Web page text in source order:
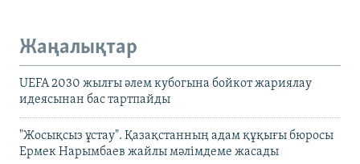
Жаңалықтар
UEFA 2030 жылғы әлем кубогына бойкот жариялау
идеясынан бас тартпайды
"Жосықсыз ұстау". Қазақстанның адам құқығы бюросы
Ермек Нарымбаев жайлы мәлімдеме жасады